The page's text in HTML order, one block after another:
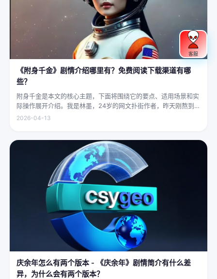
《附身千金》剧情介绍哪里有？免费阅读下载渠道有哪
些？
附身千金是本文的核心主题，下面将围绕它的要点、适用场景和实
际操作展开介绍。我是林墨，24岁的网文扑街作者，昨天刚熬到凌
晨四点赶完一本豪门甜宠文的大纲，揉着发酸的眼睛扑上床就睡，
2026-04-13
庆余年怎么有两个版本 - 《庆余年》剧情简介有什么差
异，为什么会有两个版本？
客服